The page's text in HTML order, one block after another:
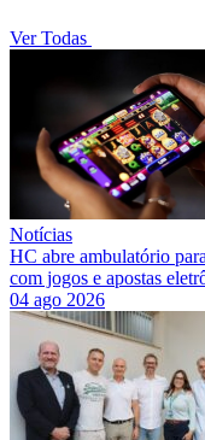
Ver Todas
Notícias
HC abre ambulatório
com jogos e apostas
04 ago 2026